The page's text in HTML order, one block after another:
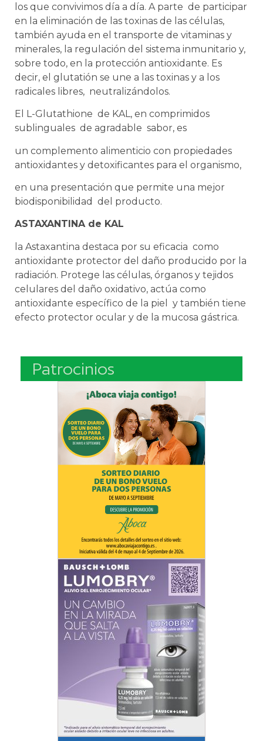
los que convivimos día a día. A parte de participar
en la eliminación de las toxinas de las células,
también ayuda en el transporte de vitaminas y
minerales, la regulación del sistema inmunitario y,
sobre todo, en la protección antioxidante. Es
decir, el glutatión se une a las toxinas y a los
radicales libres, neutralizándolos.
El L-Glutathione de KAL, en comprimidos
sublinguales de agradable sabor, es
un complemento alimenticio con propiedades
antioxidantes y detoxificantes para el organismo,
en una presentación que permite una mejor
biodisponibilidad del producto.
ASTAXANTINA de KAL
la Astaxantina destaca por su eficacia como
antioxidante protector del daño producido por la
radiación. Protege las células, órganos y tejidos
celulares del daño oxidativo, actúa como
antioxidante específico de la piel y también tiene
efecto protector ocular y de la mucosa gástrica.
Patrocinios